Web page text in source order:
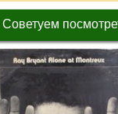
Советуем